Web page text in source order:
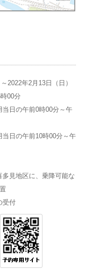
2022年2月13日（日）
00分
当日の午前0時00分～午
当日の午前10時00分～午
見地区に、乗降可能な
受付